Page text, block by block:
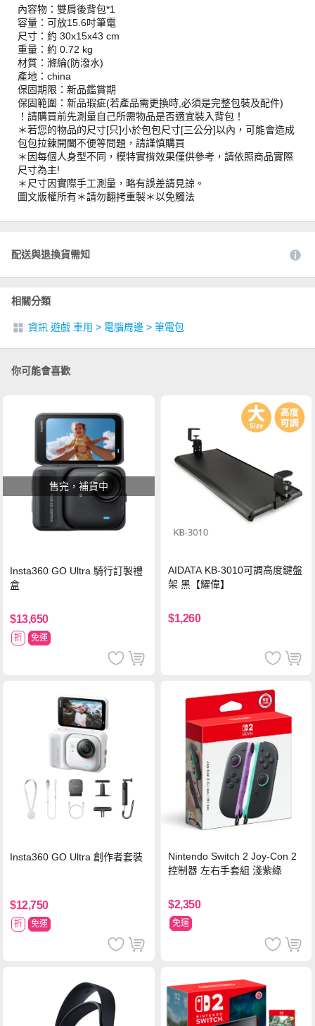
內容物：雙肩後背包*1
容量：可放15.6吋筆電
尺寸：約 30x15x43 cm
重量：約 0.72 kg
材質：滌綸(防潑水)
產地：china
保固期限：新品鑑賞期
保固範圍：新品瑕疵(若產品需更換時,必須是完整包裝及配件)
！請購買前先測量自己所需物品是否適宜裝入背包！
＊若您的物品的尺寸[只]小於包包尺寸[三公分]以內，可能會造成
包包拉鍊開闔不便等問題，請謹慎購買
＊因每個人身型不同，模特實揹效果僅供參考，請依照商品實際
尺寸為主!
＊尺寸因實際手工測量，略有誤差請見諒。
圖文版權所有＊請勿翻拷重製＊以免觸法
配送與退換貨需知
相關分類
資訊 遊戲 車用 > 電腦周邊 > 筆電包
你可能會喜歡
售完，補貨中
Insta360 GO Ultra 騎行訂製禮
盒
$13,650
折 免運
AIDATA KB-3010可調高度鍵盤
架 黑【耀偉】
$1,260
Insta360 GO Ultra 創作者套裝
$12,750
折 免運
Nintendo Switch 2 Joy-Con 2
控制器 左右手套組 淺紫綠
$2,350
免運